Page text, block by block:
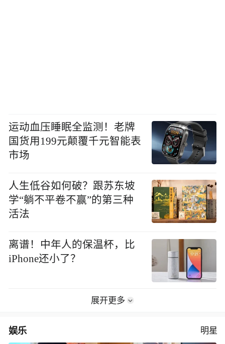
运动血压睡眠全监测！老牌
国货用199元颠覆千元智能表
市场
人生低谷如何破？跟苏东坡
学“躺不平卷不赢”的第三种
活法
离谱！中年人的保温杯，比
iPhone还小了？
展开更多
娱乐 明星